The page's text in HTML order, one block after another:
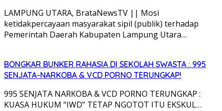
LAMPUNG UTARA, BrataNewsTV || Mosi
ketidakpercayaan masyarakat sipil (publik) terhadap
Pemerintah Daerah Kabupaten Lampung Utara…
BONGKAR BUNKER RAHASIA DI SEKOLAH SWASTA : 995
SENJATA-NARKOBA & VCD PORNO TERUNGKAP!
995 SENJATA NARKOBA & VCD PORNO TERUNGKAP :
KUASA HUKUM “IWD” TETAP NGOTOT ITU EKSKUL…